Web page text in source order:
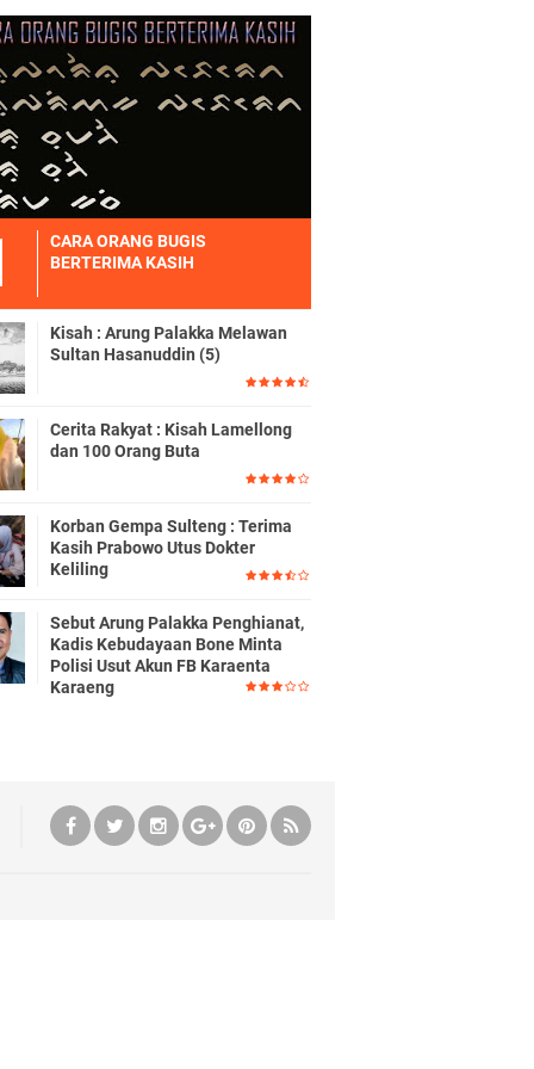
CARA ORANG BUGIS
BERTERIMA KASIH
Kisah : Arung Palakka Melawan
Sultan Hasanuddin (5)
Cerita Rakyat : Kisah Lamellong
dan 100 Orang Buta
Korban Gempa Sulteng : Terima
Kasih Prabowo Utus Dokter
Keliling
Sebut Arung Palakka Penghianat,
Kadis Kebudayaan Bone Minta
Polisi Usut Akun FB Karaenta
Karaeng